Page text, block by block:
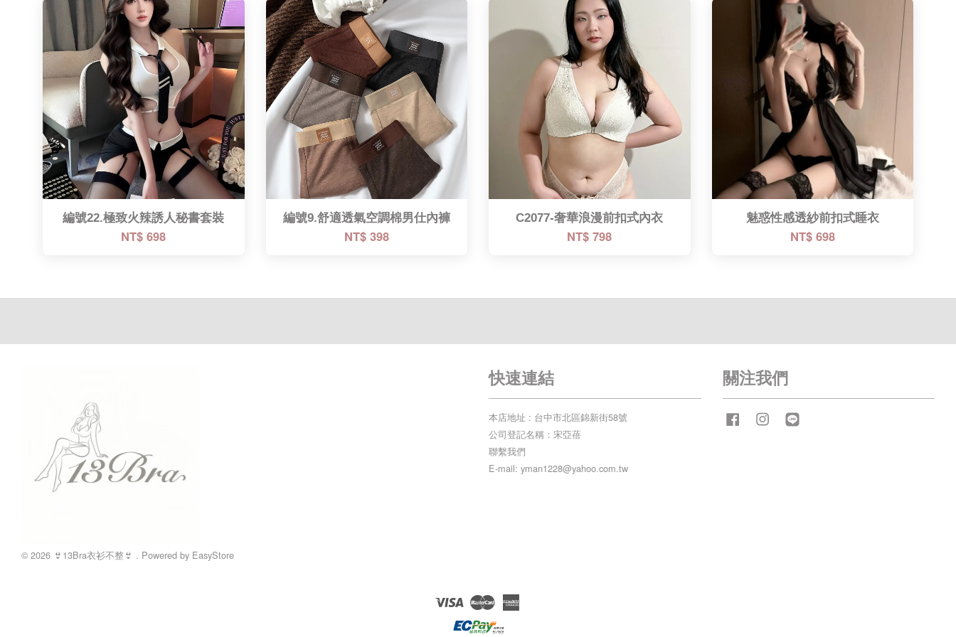
編號22.極致火辣誘人秘書套裝
NT$ 698
編號9.舒適透氣空調棉男仕內褲
NT$ 398
C2077-奢華浪漫前扣式內衣
NT$ 798
魅惑性感透紗前扣式睡衣
NT$ 698
© 2026 👙13Bra衣衫不整👙 . Powered by EasyStore
快速連結
本店地址 : 台中市北區錦新街58號
公司登記名稱：宋亞蓓
聯繫我們
E-mail: yman1228@yahoo.com.tw
關注我們
Facebook Instagram
Visa Master